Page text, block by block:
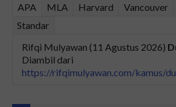
APA MLA Harvard Vancouver
Standar
Rifqi Mulyawan (11 Agustus 2026)
Diambil dari
https://rifqimulyawan.com/kamus/